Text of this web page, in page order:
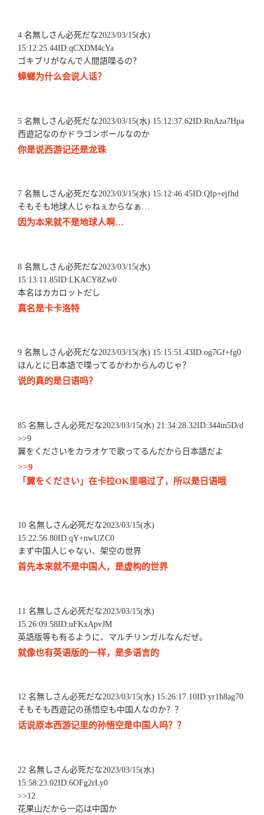
4 名無しさん必死だな2023/03/15(水)
15:12:25.44ID:qCXDM4cYa
ゴキブリがなんで人間語喋るの？
蟑螂为什么会说人话？
5 名無しさん必死だな2023/03/15(水) 15:12:37.62ID:RnAza7Hpa
西遊記なのかドラゴンボールなのか
你是说西游记还是龙珠
7 名無しさん必死だな2023/03/15(水) 15:12:46.45ID:QIp+ejfhd
そもそも地球人じゃねぇからなぁ…
因为本来就不是地球人啊…
8 名無しさん必死だな2023/03/15(水)
15:13:11.85ID:LKACY8Zw0
本名はカカロットだし
真名是卡卡洛特
9 名無しさん必死だな2023/03/15(水) 15:15:51.43ID:og7Gf+fg0
ほんとに日本語で喋ってるかわからんのじゃ？
说的真的是日语吗？
85 名無しさん必死だな2023/03/15(水) 21:34:28.32ID:344tn5D/d
>>9
翼をくださいをカラオケで歌ってるんだから日本語だよ
>>9
「翼をください」在卡拉OK里唱过了，所以是日语哦
10 名無しさん必死だな2023/03/15(水)
15:22:56.80ID:qY+nwUZC0
まず中国人じゃない、架空の世界
首先本来就不是中国人，是虚构的世界
11 名無しさん必死だな2023/03/15(水)
15:26:09.58ID:uFKxApvJM
英語版等も有るように、マルチリンガルなんだぜ。
就像也有英语版的一样，是多语言的
12 名無しさん必死だな2023/03/15(水) 15:26:17.10ID:yr1h8ag70
そもそも西遊記の孫悟空も中国人なのか？？
话说原本西游记里的孙悟空是中国人吗？？
22 名無しさん必死だな2023/03/15(水)
15:58:23.02ID:6OFg2rLy0
>>12
花果山だから一応は中国か